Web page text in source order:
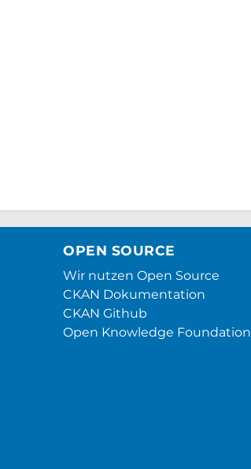
OPEN SOURCE
Wir nutzen Open Source
CKAN Dokumentation
CKAN Github
Open Knowledge Foundation